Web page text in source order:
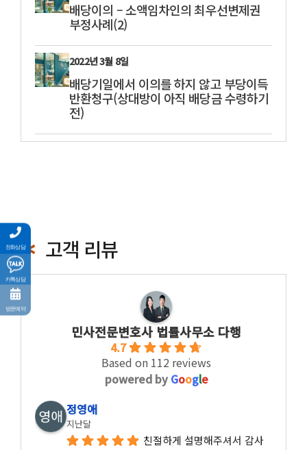
배당이의 – 소액임차인의 최우선변제권
부정사례(2)
2022년 3월 8일
배당기일에서 이의를 하지 않고 부당이득
반환청구(상대방이 아직 배당금 수령하기
전)
고객 리뷰
민사전문변호사 법률사무소 다행
4.7
Based on 112 reviews
powered by Google
정영애
지난달
친절하게 설명해주셔서 감사
전화상담
카톡상담
방문예약